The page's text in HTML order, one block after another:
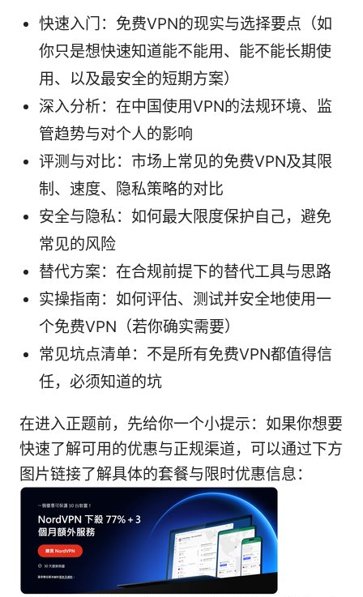
快速入门：免费VPN的现实与选择要点（如
你只是想快速知道能不能用、能不能长期使
用、以及最安全的短期方案）
深入分析：在中国使用VPN的法规环境、监
管趋势与对个人的影响
评测与对比：市场上常见的免费VPN及其限
制、速度、隐私策略的对比
安全与隐私：如何最大限度保护自己，避免
常见的风险
替代方案：在合规前提下的替代工具与思路
实操指南：如何评估、测试并安全地使用一
个免费VPN（若你确实需要）
常见坑点清单：不是所有免费VPN都值得信
任，必须知道的坑
在进入正题前，先给你一个小提示：如果你想要
快速了解可用的优惠与正规渠道，可以通过下方
图片链接了解具体的套餐与限时优惠信息：